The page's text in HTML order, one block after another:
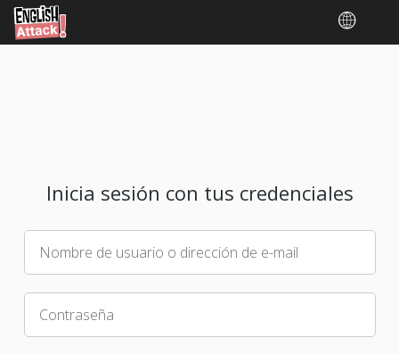
Inicia sesión con tus credenciales
Nombre de usuario o dirección de e-mail
Elige
Contraseña